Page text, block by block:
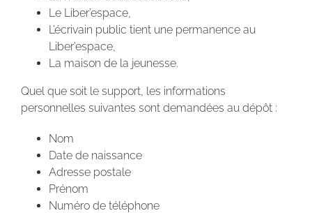
Le Liber’espace,
L’écrivain public tient une permanence au
Liber’espace,
La maison de la jeunesse.
Quel que soit le support, les informations
personnelles suivantes sont demandées au dépôt :
Nom
Date de naissance
Adresse postale
Prénom
Numéro de téléphone